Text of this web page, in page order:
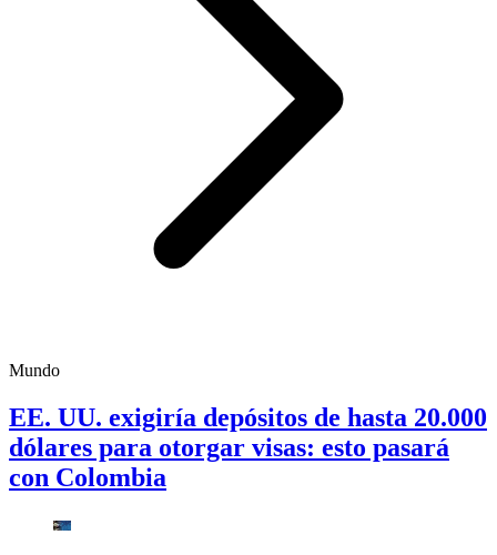
Mundo
EE. UU. exigiría depósitos de hasta 20.000
dólares para otorgar visas: esto pasará
con Colombia